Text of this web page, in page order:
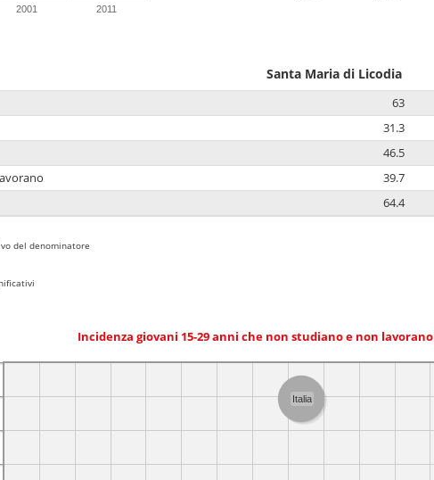
2001 2011
Santa Maria di Licodia
63
31.3
46.5
39.7
64.4
del denominatore
Incidenza giovani 15-29 anni che non studiano e non lavorano
Italia